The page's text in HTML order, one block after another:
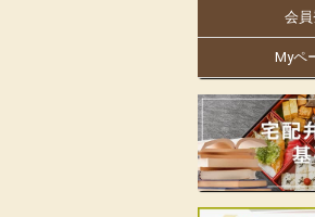
め込んでおりま
姫路駅の駅弁を
ケ弁、様々なお
ています。
ある老舗の味を
見た目も美しく
皆様の会合に彩
店舗詳細ページは
会
Myペ